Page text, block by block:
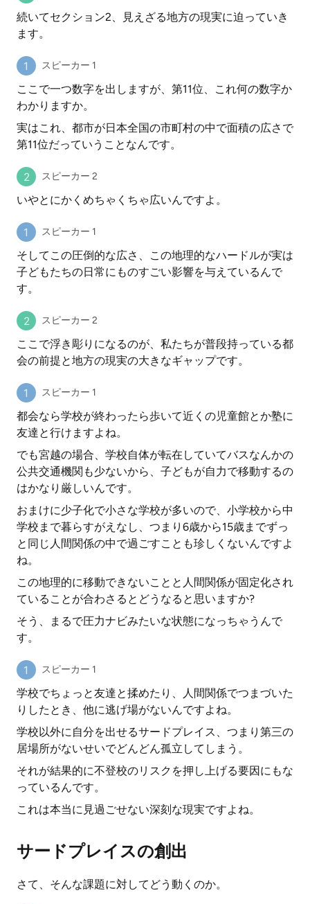
続いてセクション2、見えざる地方の現実に迫っていき
ます。
スピーカー 1
ここで一つ数字を出しますが、第11位、これ何の数字か
わかりますか。
実はこれ、都市が日本全国の市町村の中で面積の広さで
第11位だっていうことなんです。
スピーカー 2
いやとにかくめちゃくちゃ広いんですよ。
スピーカー 1
そしてこの圧倒的な広さ、この地理的なハードルが実は
子どもたちの日常にものすごい影響を与えているんで
す。
スピーカー 2
ここで浮き彫りになるのが、私たちが普段持っている都
会の前提と地方の現実の大きなギャップです。
スピーカー 1
都会なら学校が終わったら歩いて近くの児童館とか塾に
友達と行けますよね。
でも宮越の場合、学校自体が転在していてバスなんかの
公共交通機関も少ないから、子どもが自力で移動するの
はかなり厳しいんです。
おまけに少子化で小さな学校が多いので、小学校から中
学校まで暮らすがえなし、つまり6歳から15歳までずっ
と同じ人間関係の中で過ごすことも珍しくないんですよ
ね。
この地理的に移動できないことと人間関係が固定化され
ていることが合わさるとどうなると思いますか?
そう、まるで圧力ナビみたいな状態になっちゃうんで
す。
スピーカー 1
学校でちょっと友達と揉めたり、人間関係でつまづいた
りしたとき、他に逃げ場がないんですよね。
学校以外に自分を出せるサードプレイス、つまり第三の
居場所がないせいでどんどん孤立してしまう。
それが結果的に不登校のリスクを押し上げる要因にもな
っているんです。
これは本当に見過ごせない深刻な現実ですよね。
サードプレイスの創出
さて、そんな課題に対してどう動くのか。